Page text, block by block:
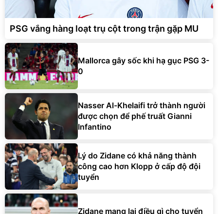
PSG vắng hàng loạt trụ cột trong trận gặp MU
Mallorca gây sốc khi hạ gục PSG 3-
0
Nasser Al-Khelaifi trở thành người
được chọn để phế truất Gianni
Infantino
Lý do Zidane có khả năng thành
công cao hơn Klopp ở cấp độ đội
tuyển
Zidane mang lại điều gì cho tuyển